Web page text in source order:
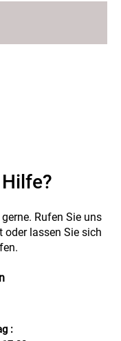
Rufen Sie uns
oder lassen Sie sich
: